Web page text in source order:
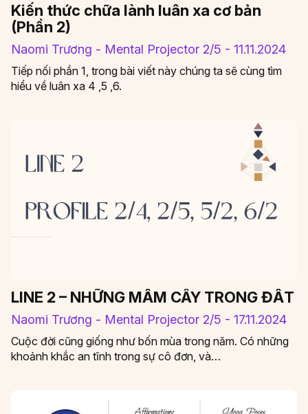
Kiến thức chữa lành luân xa cơ bản
(Phần 2)
Naomi Trương - Mental Projector 2/5 - 11.11.2024
Tiếp nối phần 1, trong bài viết này chúng ta sẽ cùng tìm
hiểu về luân xa 4 ,5 ,6.
LINE 2 – NHỮNG MẦM CÂY TRONG ĐẤT
Naomi Trương - Mental Projector 2/5 - 17.11.2024
Cuộc đời cũng giống như bốn mùa trong năm. Có những
khoảnh khắc an tĩnh trong sự cô đơn, và…